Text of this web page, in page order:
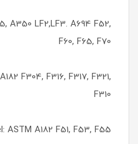
A350 LF2,LF3. A694 F52,
F60, F65, F70
F304, F316, F317, F321,
F310
ASTM A182 F51, F53, F55